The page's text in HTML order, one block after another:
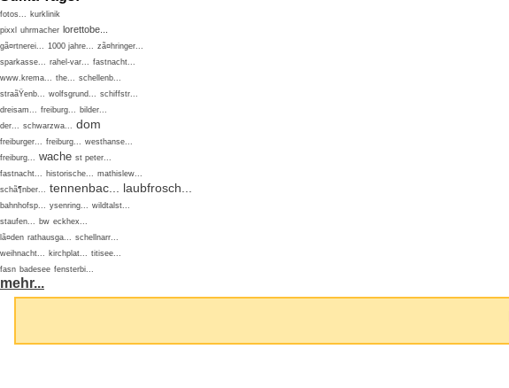
fotos... kurklinik
pixxl uhrmacher lorettobe...
gã¤rtnerei... 1000 jahre... zã¤hringer...
sparkasse... rahel-var... fastnacht...
www.krema... the... schellenb...
straãŸenb... wolfsgrund... schiffstr...
dreisam... freiburg... bilder...
der... schwarzwa... dom
freiburger... freiburg... westhanse...
freiburg... wache st peter...
fastnacht... historische... mathislew...
schã¶nber... tennenbac... laubfrosch...
bahnhofsp... ysenring... wildtalst...
staufen... bw eckhex...
lã¤den rathausga... schellnarr...
weihnacht... kirchplat... titisee...
fasn badesee fensterbi...
mehr...